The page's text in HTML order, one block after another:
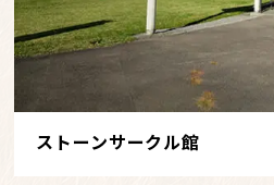
ストーンサークル館